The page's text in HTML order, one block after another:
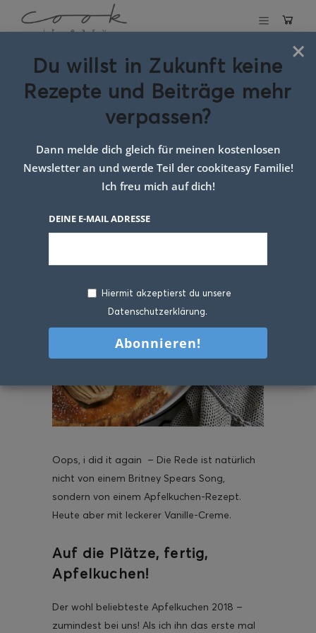
Apfelkuchen mit Vanille-
Creme
Oops, i did it again – Die Rede ist natürlich
nicht von einem Britney Spears Song,
sondern von einem Apfelkuchen-Rezept.
Heute aber mit leckerer Vanille-Creme.
Auf die Plätze, fertig,
Apfelkuchen!
Der wohl beliebteste Apfelkuchen 2018 –
zumindest bei uns! Als ich ihn das erste mal
×
Du willst in Zukunft keine
Rezepte und Beiträge mehr
verpassen?
Dann melde dich gleich für meinen kostenlosen
Newsletter an und werde Teil der cookiteasy Familie!
Ich freu mich auf dich!
DEINE E-MAIL ADRESSE
Hiermit akzeptierst du unsere
Datenschutzerklärung.